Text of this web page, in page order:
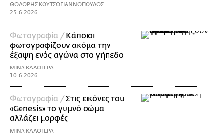
ΘΟΔΩΡΗΣ ΚΟΥΤΣΟΓΙΑΝΝΟΠΟΥΛΟΣ
25.6.2026
Φωτογραφία / Κάποιοι
φωτογραφίζουν ακόμα την
έξαψη ενός αγώνα στο γήπεδο
ΜΙΝΑ ΚΑΛΟΓΕΡΑ
10.6.2026
Φωτογραφία /Στις εικόνες του
«Genesis» το γυμνό σώμα
αλλάζει μορφές
ΜΙΝΑ ΚΑΛΟΓΕΡΑ